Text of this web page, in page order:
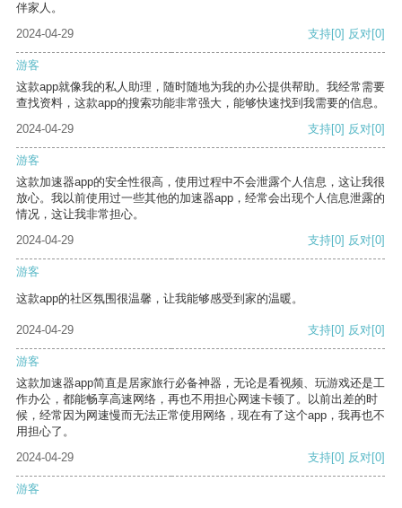
伴家人。
2024-04-29
支持[0] 反对[0]
游客
这款app就像我的私人助理，随时随地为我的办公提供帮助。我经常需要
查找资料，这款app的搜索功能非常强大，能够快速找到我需要的信息。
2024-04-29
支持[0] 反对[0]
游客
这款加速器app的安全性很高，使用过程中不会泄露个人信息，这让我很
放心。我以前使用过一些其他的加速器app，经常会出现个人信息泄露的
情况，这让我非常担心。
2024-04-29
支持[0] 反对[0]
游客
这款app的社区氛围很温馨，让我能够感受到家的温暖。
2024-04-29 支持[0] 反对[0]
游客
这款加速器app简直是居家旅行必备神器，无论是看视频、玩游戏还是工
作办公，都能畅享高速网络，再也不用担心网速卡顿了。以前出差的时
候，经常因为网速慢而无法正常使用网络，现在有了这个app，我再也不
用担心了。
2024-04-29
支持[0] 反对[0]
游客